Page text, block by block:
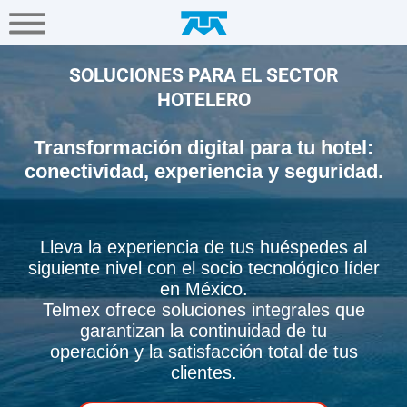
Hogar Empresa Gamers
A+
Soluciones
Conectividad
Portal
Único
Empresarial
Ayuda
soluciones para hoteleria -
SOLUCIONES PARA EL SECTOR
HOTELERO
Transformación digital para tu hotel:
conectividad, experiencia y seguridad.
Lleva la experiencia de tus huéspedes al
siguiente nivel con el socio tecnológico líder
en México.
Telmex ofrece soluciones integrales que
garantizan la continuidad de tu
operación y la satisfacción total de tus
clientes.